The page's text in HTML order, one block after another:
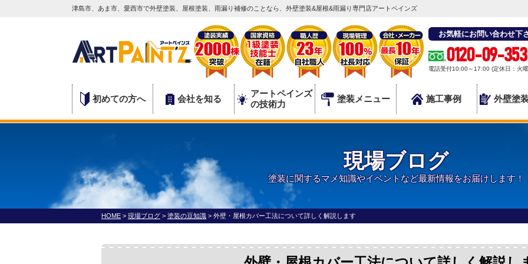
津島市、あま市、愛西市で外壁塗装、屋根塗装、雨漏り補修のことなら、外壁塗装&屋根&雨漏り専門店アートペインズ
お気軽にお問い合わせ下
0120-09-
電話受付10:00～17:00 (定休日：火
初めての方へ 会社を知る
アートペインズ
の技術力
塗装メニュー 施工事例 外壁塗
現場ブログ
塗装に関するマメ知識やイベントなど最新情報をお届けします！
HOME > 現場ブログ > 塗装の豆知識 > 外壁・屋根カバー工法について詳しく解説します